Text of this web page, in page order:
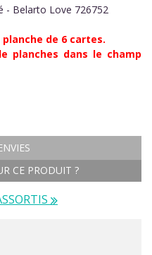
- Belarto Love 726752
de 6 cartes.
planches dans le champ
CE PRODUIT ?